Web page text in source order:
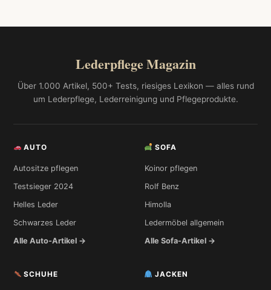
Lederpflege Magazin
Über 1.000 Artikel, 500+ Tests, riesiges Lexikon — alles rund
um Lederpflege, Lederreinigung und Pflegeprodukte.
AUTO
Autositze pflegen
Testsieger 2024
Helles Leder
Schwarzes Leder
Alle Auto-Artikel →
SOFA
Koinor pflegen
Rolf Benz
Himolla
Ledermöbel allgemein
Alle Sofa-Artikel →
SCHUHE JACKEN